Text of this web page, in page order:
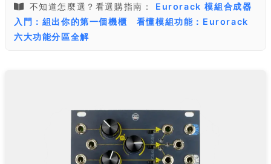
不知道怎麼選？看選購指南：
Eurorack 模組合成器
入門：組出你的第一個機櫃
看懂模組功能：Eurorack
六大功能分區全解